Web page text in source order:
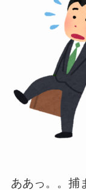
ああっ。。捕